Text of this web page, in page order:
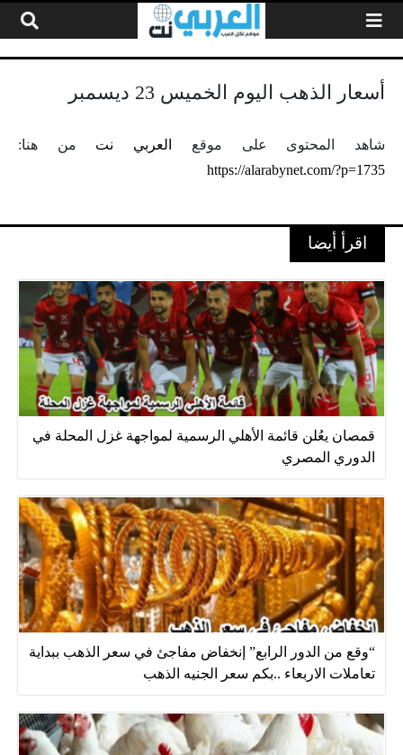
أسعار الذهب اليوم الخميس 23 ديسمبر
شاهد المحتوى على موقع العربي نت من هنا:
https://alarabynet.com/?p=1735
اقرأ أيضا
قمصان يعُلن قائمة الأهلي الرسمية لمواجهة غزل المحلة في
الدوري المصري
“وقع من الدور الرابع” إنخفاض مفاجئ في سعر الذهب ببداية
تعاملات الاربعاء ..بكم سعر الجنيه الذهب